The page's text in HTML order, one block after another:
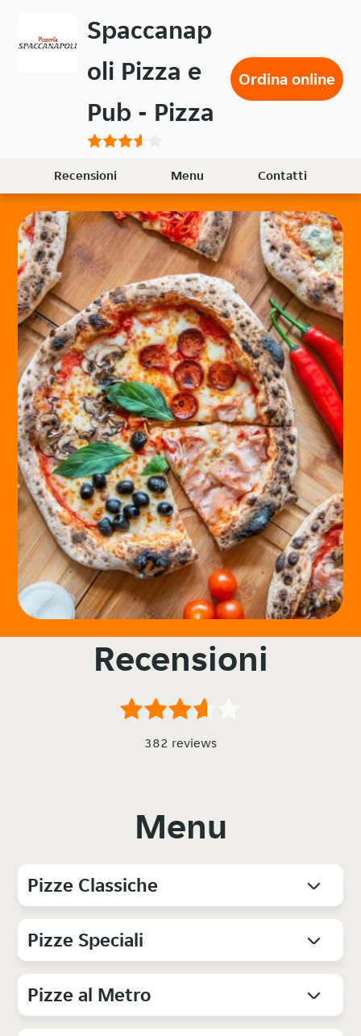
contenuto
Spaccanap
oli Pizza e
Pub - Pizza
Ordina online
Recensioni Menu Contatti
Recensioni
382 reviews
Menu
Pizze Classiche
Pizze Speciali
Pizze al Metro